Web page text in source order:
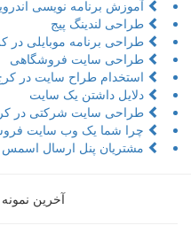
آموزش برنامه نویسی
طراحی لندینگ پیج
طراحی برنامه موبایلی در
طراحی سایت فروشگاهی
استخدام طراح سایت در کرج
دلایل داشتن یک سایت
طراحی سایت شرکتی در
چرا شما یک وب سایت
مشتریان پنل ارسال اسمس
آخرین